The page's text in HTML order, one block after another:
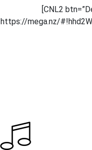
[CNL2
https://mega.nz/